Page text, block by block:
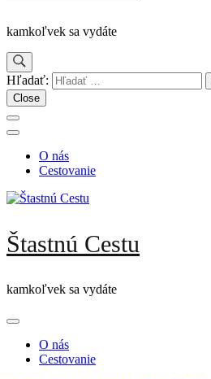
kamkoľvek sa vydáte
Hľadať:
Close
O nás
Cestovanie
Štastnú Cestu
kamkoľvek sa vydáte
O nás
Cestovanie